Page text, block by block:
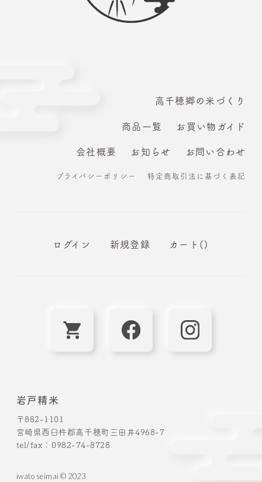
高千穂郷の米づくり
商品一覧
お買い物ガイド
会社概要
お知らせ お問い合わせ
プライバシーポリシー 特定商取引法に基づく表記
ログイン 新規登録 カート()
岩戸精米
〒882-1101
宮崎県西臼杵郡高千穂町三田井4968-7
tel/fax： 0982-74-8728
iwato seimai © 2023